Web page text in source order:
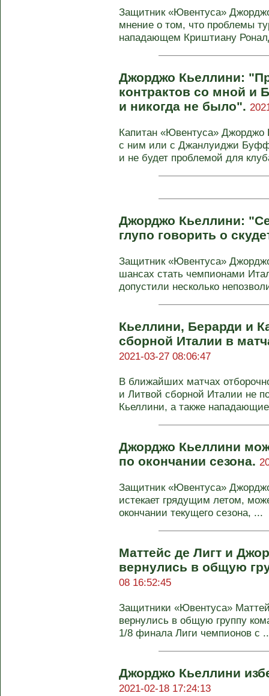
Защитник «Ювентуса»
мнение о том, что проблемы
нападающем Криштиану
Джорджо Кьеллини:
контрактов со мной и
и никогда не было".
Капитан «Ювентуса» Джорджо
с ним или с Джанлуиджи
и не будет проблемой для
Джорджо Кьеллини:
глупо говорить о
Защитник «Ювентуса»
шансах стать чемпионами
допустили несколько
Кьеллини, Берарди и
сборной Италии в
2021-03-27 08:06:47
В ближайших матчах
и Литвой сборной Италии не
Кьеллини, а также
Джорджо Кьеллини
по окончании сезона.
Защитник «Ювентуса»
истекает грядущим летом,
окончании текущего сезона, ...
Маттейс де Лигт и
вернулись в общую
08 16:52:45
Защитники «Ювентуса»
вернулись в общую группу
1/8 финала Лиги чемпионов с
Джорджо Кьеллини
2021-02-18 17:24:13